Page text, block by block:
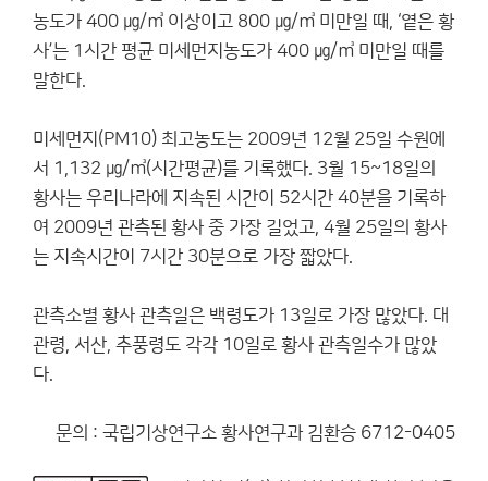
농도가 400 ㎍/㎥ 이상이고 800 ㎍/㎥ 미만일 때, ‘옅은 황
사’는 1시간 평균 미세먼지농도가 400 ㎍/㎥ 미만일 때를
말한다.
미세먼지(PM10) 최고농도는 2009년 12월 25일 수원에
서 1,132 ㎍/㎥(시간평균)를 기록했다. 3월 15~18일의
황사는 우리나라에 지속된 시간이 52시간 40분을 기록하
여 2009년 관측된 황사 중 가장 길었고, 4월 25일의 황사
는 지속시간이 7시간 30분으로 가장 짧았다.
관측소별 황사 관측일은 백령도가 13일로 가장 많았다. 대
관령, 서산, 추풍령도 각각 10일로 황사 관측일수가 많았
다.
문의 : 국립기상연구소 황사연구과 김환승 6712-0405